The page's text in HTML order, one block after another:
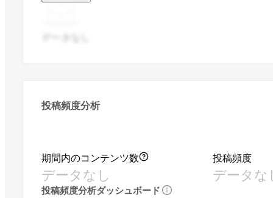
投稿頻度分析
期間内のコンテンツ数
データなし
投稿頻度
データな
投稿頻度分析ダッシュボード